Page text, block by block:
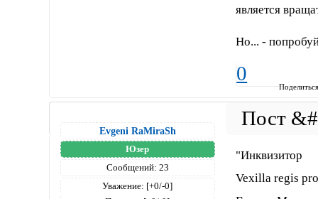
является
Но... -
0
Evgeni RaMiraSh
Юзер
Сообщений: 23
Уважение: [+0/-0]
"Инквизитор
Vexilla regis